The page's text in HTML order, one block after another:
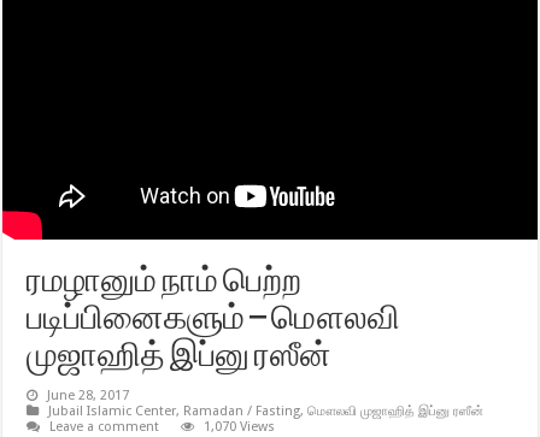
ரமழானும் நாம் பெற்ற
படிப்பினைகளும் – மௌலவி
முஜாஹித் இப்னு ரஸீன்
June 28, 2017
Jubail Islamic Center, Ramadan / Fasting,மௌலவி முஜாஹித் இப்னு ரஸீன்
Leave a comment
1,070 Views